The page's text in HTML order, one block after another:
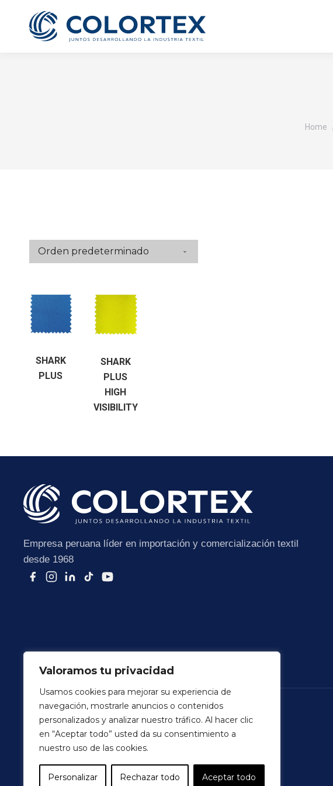
Valoramos tu privacidad
Usamos cookies para mejorar su experiencia de
navegación, mostrarle anuncios o contenidos
personalizados y analizar nuestro tráfico. Al hacer clic
en “Aceptar todo” usted da su consentimiento a
nuestro uso de las cookies.
Personalizar Rechazar todo Aceptar todo
You
Home
SHARK
PLUS
SHARK
PLUS
HIGH
VISIBILITY
Empresa peruana líder en importación y comercialización textil
desde 1968
Terminos y CondicionesPolitica de Privacidad
© 2026 Colortex Perú. Todos los derechos reservados